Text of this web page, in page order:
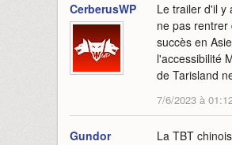
CerberusWP
Le trailer d'il y
ne pas
succès en
l'accessibilité
de Tarisland
7/6/2023 à
Gundor La TBT